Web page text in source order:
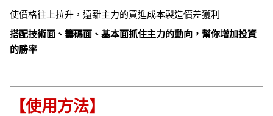
使價格往上拉升，遠離主力的買進成本製造價差獲利
搭配技術面、籌碼面、基本面抓住主力的動向，幫你增加投資
的勝率
【使用方法】